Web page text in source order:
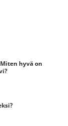
Miten hyvä on